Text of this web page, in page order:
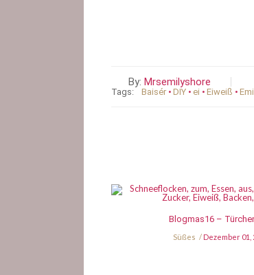
By: Mrsemilyshore
Tags: Baisér • DIY • ei • Eiweiß •
Blogmas16 –
Süßes Dezember 01,